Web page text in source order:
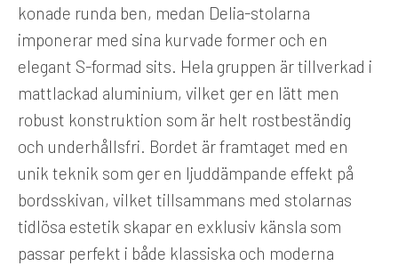
konade runda ben, medan Delia-stolarna
imponerar med sina kurvade former och en
elegant S-formad sits. Hela gruppen är tillverkad i
mattlackad aluminium, vilket ger en lätt men
robust konstruktion som är helt rostbeständig
och underhållsfri. Bordet är framtaget med en
unik teknik som ger en ljuddämpande effekt på
bordsskivan, vilket tillsammans med stolarnas
tidlösa estetik skapar en exklusiv känsla som
passar perfekt i både klassiska och moderna